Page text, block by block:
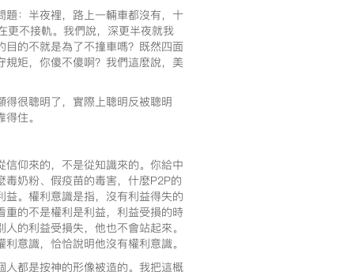
：半夜裡，路上一輛車都沒有，十
更不接軌。我們說，深更半夜就我
的不就是為了不撞車嗎？既然四面
矩，你傻不傻啊？我們這麼說，美
得很聰明了，實際上聰明反被聰明
住。
仰來的，不是從知識來的。你給中
奶粉、假疫苗的毒害，什麼P2P的
。權利意識是指，沒有利益得失的
的不是權利是利益，利益受損的時
的利益受損失，他也不會站起來。
意識，恰恰說明他沒有權利意識。
都是按神的形像被造的。我把這概